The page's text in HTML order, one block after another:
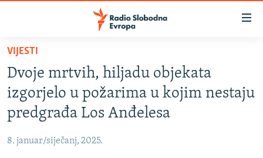
Pređite
glavni
sadržaj
Pređite
na
glavnu
navigaciju
BOSNA I HERCEGOVINA
SRBIJA
CRNA GORA
VIJESTI
Dvoje mrtvih, hiljadu objekata
izgorjelo u požarima u kojim nestaju
predgrađa Los Anđelesa
8. januar/siječanj, 2025.